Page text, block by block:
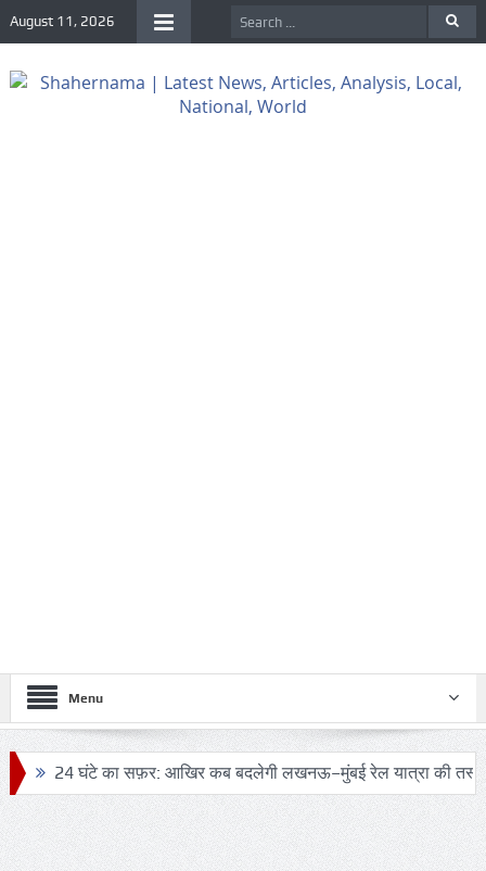
August 11, 2026
Menu
घंटे का सफ़र: आखिर कब बदलेगी लखनऊ–मुंबई रेल यात्रा की तस्वीर?